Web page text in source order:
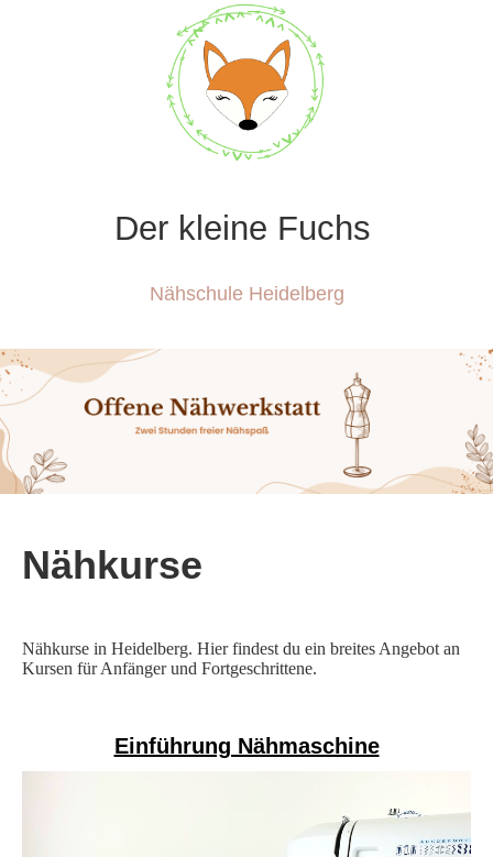
Der kleine Fuchs
Nähschule Heidelberg
Nähkurse
Nähkurse in Heidelberg. Hier findest du ein breites Angebot an
Kursen für Anfänger und Fortgeschrittene.
Einführung Nähmaschine